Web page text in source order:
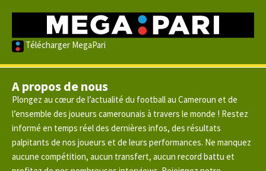
Télécharger MegaPari
A propos de nous
Plongez au cœur de l’actualité du football au Cameroun et de
l’ensemble des joueurs camerounais à travers le monde ! Restez
informé en temps réel des dernières infos, des résultats
palpitants de nos joueurs et de leurs performances. Ne manquez
aucune compétition, aucun transfert, aucun record battu et